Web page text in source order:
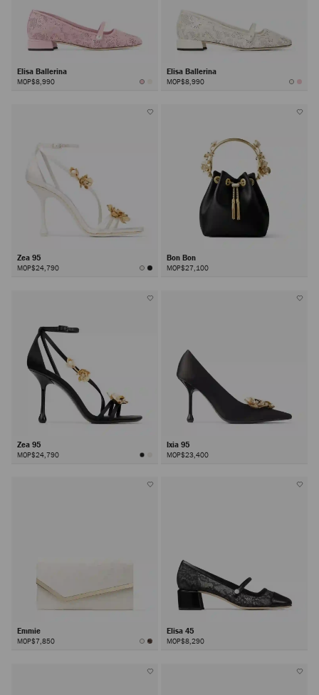
Elisa Ballerina
MOP$8,990
Elisa Ballerina
MOP$8,990
Zea 95
MOP$24,790
Bon Bon
MOP$27,100
Zea 95
MOP$24,790
Ixia 95
MOP$23,400
Emmie
MOP$7,850
Elisa 45
MOP$8,290